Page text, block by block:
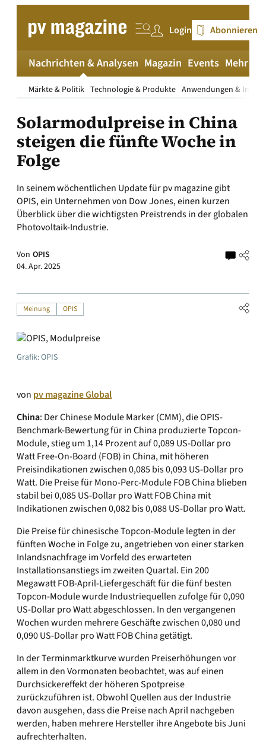
springen
Login Abonnieren
Nachrichten & Analysen
Märkte & Politik Technologie & Produkte Anwendungen &
Magazin Events Mehr
Solarmodulpreise in China
steigen die fünfte Woche in
Folge
In seinem wöchentlichen Update für pv magazine gibt
OPIS, ein Unternehmen von Dow Jones, einen kurzen
Überblick über die wichtigsten Preistrends in der globalen
Photovoltaik-Industrie.
Von OPIS
04. Apr. 2025
Meinung OPIS
Grafik: OPIS
von pv magazine Global
China: Der Chinese Module Marker (CMM), die OPIS-
Benchmark-Bewertung für in China produzierte Topcon-
Module, stieg um 1,14 Prozent auf 0,089 US-Dollar pro
Watt Free-On-Board (FOB) in China, mit höheren
Preisindikationen zwischen 0,085 bis 0,093 US-Dollar pro
Watt. Die Preise für Mono-Perc-Module FOB China blieben
stabil bei 0,085 US-Dollar pro Watt FOB China mit
Indikationen zwischen 0,082 bis 0,088 US-Dollar pro Watt.
Die Preise für chinesische Topcon-Module legten in der
fünften Woche in Folge zu, angetrieben von einer starken
Inlandsnachfrage im Vorfeld des erwarteten
Installationsanstiegs im zweiten Quartal. Ein 200
Megawatt FOB-April-Liefergeschäft für die fünf besten
Topcon-Module wurde Industriequellen zufolge für 0,090
US-Dollar pro Watt abgeschlossen. In den vergangenen
Wochen wurden mehrere Geschäfte zwischen 0,080 und
0,090 US-Dollar pro Watt FOB China getätigt.
In der Terminmarktkurve wurden Preiserhöhungen vor
allem in den Vormonaten beobachtet, was auf einen
Durchsickereffekt der höheren Spotpreise
zurückzuführen ist. Obwohl Quellen aus der Industrie
davon ausgehen, dass die Preise nach April nachgeben
werden, haben mehrere Hersteller ihre Angebote bis Juni
aufrechterhalten.